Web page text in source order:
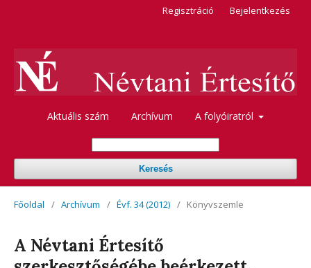
Aktuális szám Archívum A folyóiratról
Keresés
Regisztráció Bejelentkezés
Főoldal / Archívum / Évf. 34 (2012) / Könyvszemle
A Névtani Értesítő